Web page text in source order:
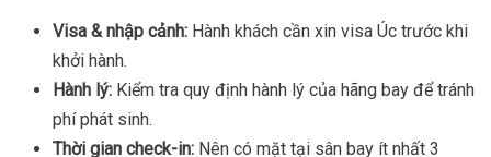
Visa & nhập cảnh: Hành khách cần xin visa Úc trước khi
khởi hành.
Hành lý: Kiểm tra quy định hành lý của hãng bay để tránh
phí phát sinh.
Thời gian check-in: Nên có mặt tại sân bay ít nhất 3